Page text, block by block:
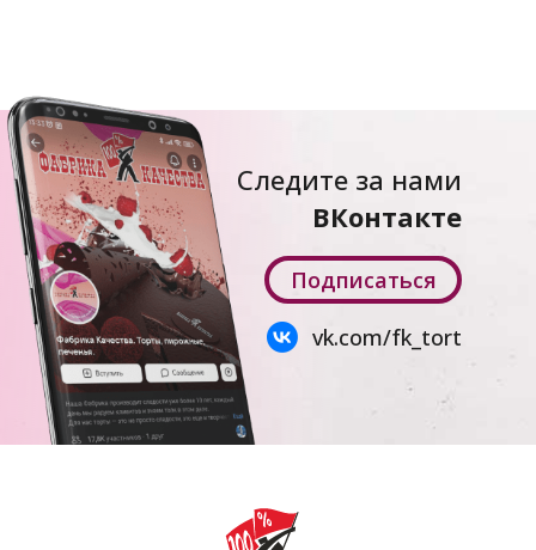
vk.com/fk_tort
Следите за нами
ВКонтакте
Подписаться